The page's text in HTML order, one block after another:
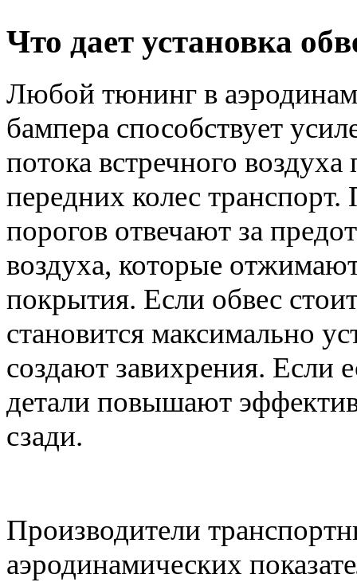
Что дает установка
Любой тюнинг в
бампера способствует
потока встречного
передних колес
порогов отвечают за
воздуха, которые
покрытия. Если обвес
становится максимально
создают завихрения. Если
детали повышают
сзади.
Производители
аэродинамических